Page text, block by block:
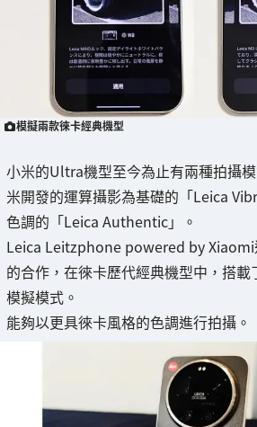
模擬兩款徠卡經典機型
小米的Ultra機型至今為止有兩種拍攝
米開發的運算攝影為基礎的「Leica
色調的「Leica Authentic」。
Leica Leitzphone powered by Xiaomi
的合作，在徠卡歷代經典機型中，搭
模擬模式。
能夠以更具徠卡風格的色調進行拍攝。